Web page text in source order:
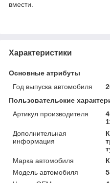
вмести.
Характеристики
Основные атрибуты
Год выпуска автомобиля
Пользовательские
Артикул производителя
Дополнительная
информация
Марка автомобиля
Модель автомобиля